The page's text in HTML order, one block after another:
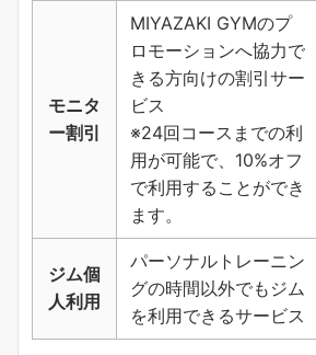
モニタ
ー割引
MIYAZAKI GYMのプ
ロモーションへ協力で
きる方向けの割引サー
ビス
※24回コースまでの利
用が可能で、10%オフ
で利用することができ
ます。
ジム個
人利用
パーソナルトレーニン
グの時間以外でもジム
を利用できるサービス